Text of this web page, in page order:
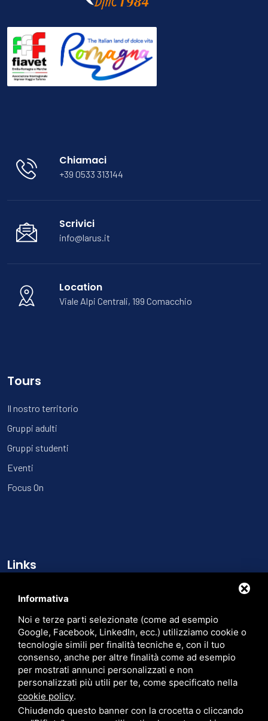
Chiamaci
+39 0533 313144
Scrivici
info@larus.it
Location
Viale Alpi Centrali, 199 Comacchio
Tours
Il nostro territorio
Gruppi adulti
Gruppi studenti
Eventi
Focus On
Links
Chi siamo
Contatti
Trasparenza
Cerca nel sito
Informativa
Noi e terze parti selezionate (come ad esempio
Google, Facebook, LinkedIn, ecc.) utilizziamo cookie o
tecnologie simili per finalità tecniche e, con il tuo
consenso, anche per altre finalità come ad esempio
per mostrati annunci personalizzati e non
personalizzati più utili per te, come specificato nella
cookie policy.
Chiudendo questo banner con la crocetta o cliccando